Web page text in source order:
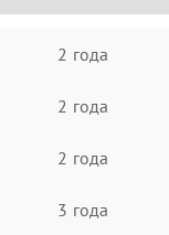
2 года
2 года
2 года
3 года